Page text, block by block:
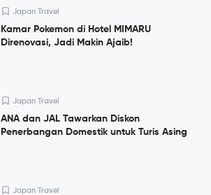
Japan Travel
Kamar Pokemon di Hotel MIMARU
Direnovasi, Jadi Makin Ajaib!
Japan Travel
ANA dan JAL Tawarkan Diskon
Penerbangan Domestik untuk Turis Asing
Japan Travel